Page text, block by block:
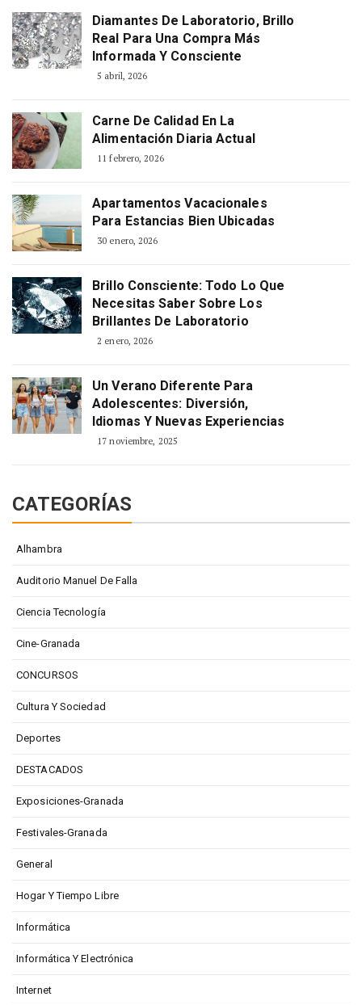
Diamantes De Laboratorio, Brillo
Real Para Una Compra Más
Informada Y Consciente
5 abril, 2026
Carne De Calidad En La
Alimentación Diaria Actual
11 febrero, 2026
Apartamentos Vacacionales
Para Estancias Bien Ubicadas
30 enero, 2026
Brillo Consciente: Todo Lo Que
Necesitas Saber Sobre Los
Brillantes De Laboratorio
2 enero, 2026
Un Verano Diferente Para
Adolescentes: Diversión,
Idiomas Y Nuevas Experiencias
17 noviembre, 2025
CATEGORÍAS
Alhambra
Auditorio Manuel De Falla
Ciencia Tecnología
Cine-Granada
CONCURSOS
Cultura Y Sociedad
Deportes
DESTACADOS
Exposiciones-Granada
Festivales-Granada
General
Hogar Y Tiempo Libre
Informática
Informática Y Electrónica
Internet